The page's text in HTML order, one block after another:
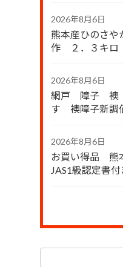
2026年8月6日
熊本産ひのさ
作 ２．３キ
2026年8月6日
網戸 障子 襖
す 襖障子新調
2026年8月6日
お買い得品 熊
JAS1級認定書